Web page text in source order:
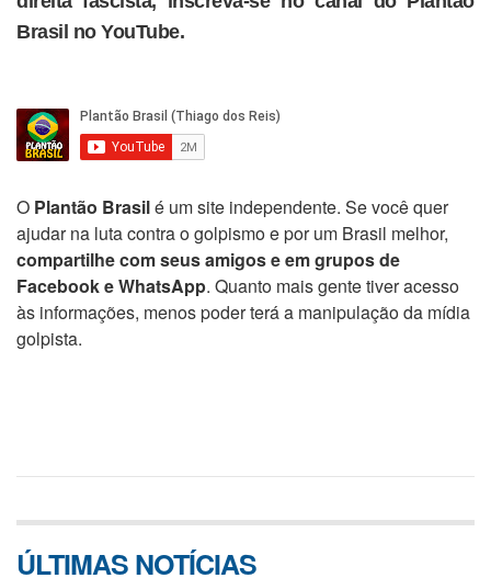
Brasil no YouTube.
O Plantão Brasilé um site independente. Se você quer
ajudar na luta contra o golpismo e por um Brasil melhor,
compartilhe com seus amigos e em grupos de
Facebook e WhatsApp. Quanto mais gente tiver acesso
às informações, menos poder terá a manipulação da mídia
golpista.
ÚLTIMAS NOTÍCIAS